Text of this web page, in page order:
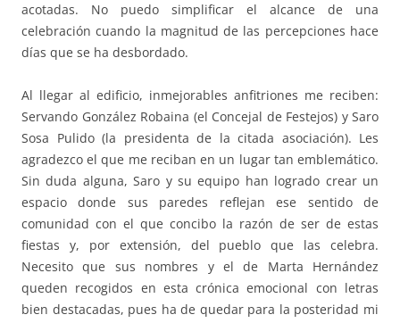
acotadas. No puedo simplificar el alcance de una
celebración cuando la magnitud de las percepciones hace
días que se ha desbordado.
Al llegar al edificio, inmejorables anfitriones me reciben:
Servando González Robaina (el Concejal de Festejos) y Saro
Sosa Pulido (la presidenta de la citada asociación). Les
agradezco el que me reciban en un lugar tan emblemático.
Sin duda alguna, Saro y su equipo han logrado crear un
espacio donde sus paredes reflejan ese sentido de
comunidad con el que concibo la razón de ser de estas
fiestas y, por extensión, del pueblo que las celebra.
Necesito que sus nombres y el de Marta Hernández
queden recogidos en esta crónica emocional con letras
bien destacadas, pues ha de quedar para la posteridad mi